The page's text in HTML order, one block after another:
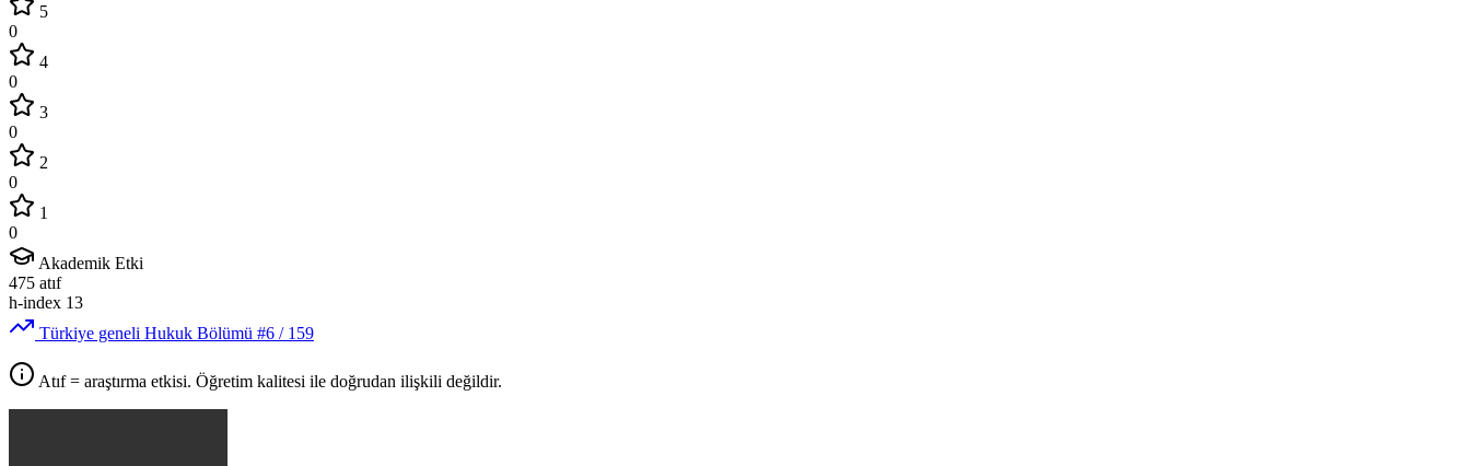
5
0
4
0
3
0
2
0
1
0
Akademik Etki
475 atıf
h-index 13
Türkiye geneli Hukuk Bölümü #6 / 159
Atıf = araştırma etkisi. Öğretim kalitesi ile doğrudan ilişkili değildir.